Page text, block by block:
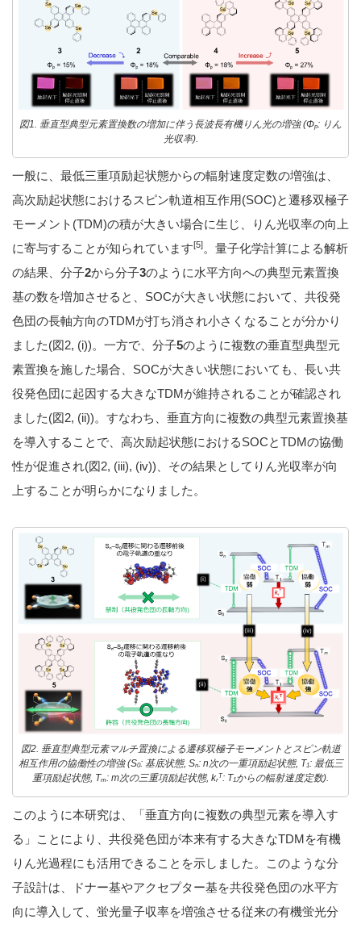
図1. 垂直型典型元素置換数の増加に伴う長波長有機りん光の増強 (Φp: りん
光収率).
一般に、最低三重項励起状態からの輻射速度定数の増強は、
高次励起状態におけるスピン軌道相互作用(SOC)と遷移双極子
モーメント(TDM)の積が大きい場合に生じ、りん光収率の向上
に寄与することが知られています[5] 。量子化学計算による解析
の結果、分子2から分子3のように水平方向への典型元素置換
基の数を増加させると、SOCが大きい状態において、共役発
色団の長軸方向のTDMが打ち消され小さくなることが分かり
ました(図2, (i))。一方で、分子5のように複数の垂直型典型元
素置換を施した場合、SOCが大きい状態においても、長い共
役発色団に起因する大きなTDMが維持されることが確認され
ました(図2, (ii))。すなわち、垂直方向に複数の典型元素置換基
を導入することで、高次励起状態におけるSOCとTDMの協働
性が促進され(図2, (iii), (iv))、その結果としてりん光収率が向
上することが明らかになりました。
図2. 垂直型典型元素マルチ置換による遷移双極子モーメントとスピン軌道
相互作用の協働性の増強 (S0: 基底状態, Sn: n次の一重項励起状態, T1: 最低三
重項励起状態, Tm: m次の三重項励起状態, kr
T: T1からの輻射速度定数).
このように本研究は、「垂直方向に複数の典型元素を導入す
る」ことにより、共役発色団が本来有する大きなTDMを有機
りん光過程にも活用できることを示しました。このような分
子設計は、ドナー基やアクセプター基を共役発色団の水平方
向に導入して、蛍光量子収率を増強させる従来の有機蛍光分